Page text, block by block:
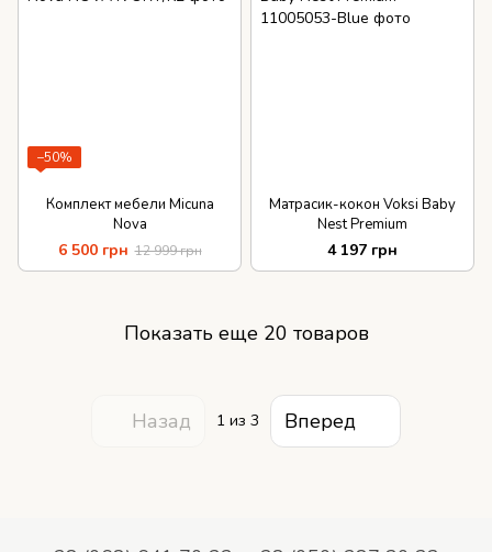
−50%
Комплект мебели Micuna
Nova
6 500 грн 12 999 грн
Матрасик-кокон Voksi Baby
Nest Premium
4 197 грн
Показать еще 20 товаров
Назад 1 из 3 Вперед